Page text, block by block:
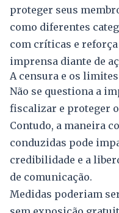
proteger seus
como diferentes
com críticas e
imprensa diante de
A censura e os limites
Não se questiona a
fiscalizar e proteger
Contudo, a maneira
conduzidas pode
credibilidade e a
de comunicação.
Medidas poderiam